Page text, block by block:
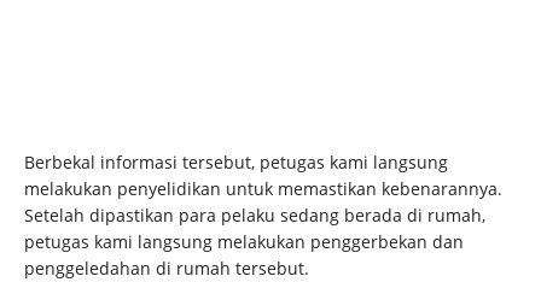
Berbekal informasi tersebut, petugas kami langsung
melakukan penyelidikan untuk memastikan kebenarannya.
Setelah dipastikan para pelaku sedang berada di rumah,
petugas kami langsung melakukan penggerbekan dan
penggeledahan di rumah tersebut.